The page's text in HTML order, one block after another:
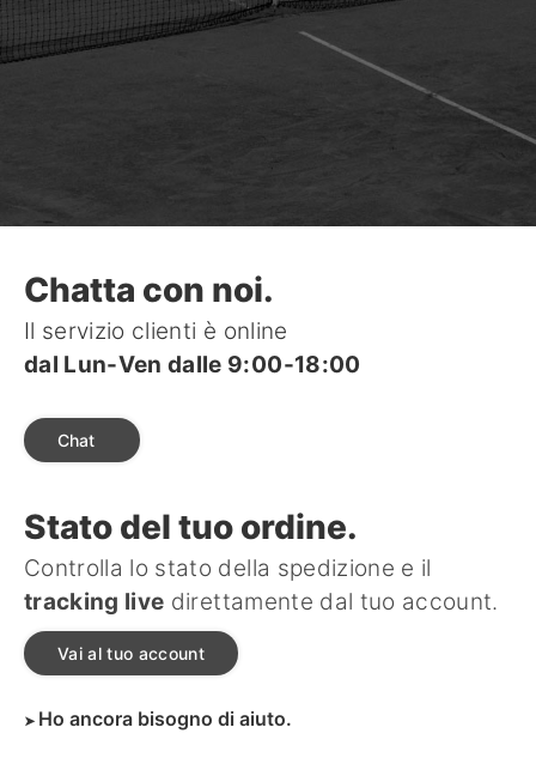
Chatta con noi.
Il servizio clienti è online
dal Lun-Ven dalle 9:00-18:00
Chat
Stato del tuo ordine.
Controlla lo stato della spedizione e il
tracking live direttamente dal tuo account.
Vai al tuo account
Ho ancora bisogno di aiuto.